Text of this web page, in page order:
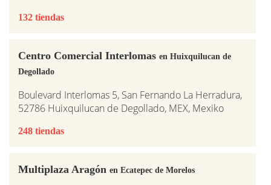
132 tiendas
Centro Comercial Interlomas en Huixquilucan de
Degollado
Boulevard Interlomas 5, San Fernando La Herradura,
52786 Huixquilucan de Degollado, MEX, Mexiko
248 tiendas
Multiplaza Aragón en Ecatepec de Morelos